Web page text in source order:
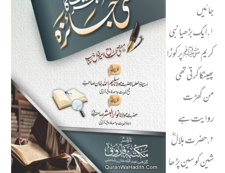
جائیں
١. ایک بڑھیا نبی
کریمﷺ پر کوڑا
پھینکا کرتی تھی
من گھڑت
روایت ہے
٢. حضرت بلالؓ
شین کو سین پڑھا